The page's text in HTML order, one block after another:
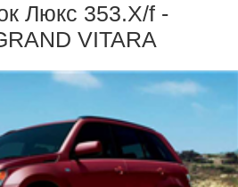
Люкс 353.X/f -
VITARA